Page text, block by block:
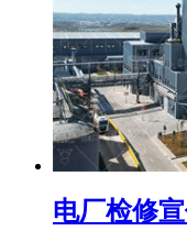
电厂检修